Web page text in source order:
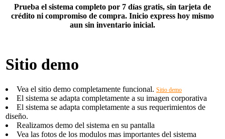
Prueba el sistema completo por 7 días gratis, sin tarjeta de
crédito ni compromiso de compra. Inicio express hoy mismo
aun sin inventario inicial.
Sitio demo
Vea el sitio demo completamente funcional. Sitio demo
El sistema se adapta completamente a su imagen corporativa
El sistema se adapta completamente a sus requerimientos de
diseño.
Realizamos demo del sistema en su pantalla
Vea las fotos de los modulos mas importantes del sistema